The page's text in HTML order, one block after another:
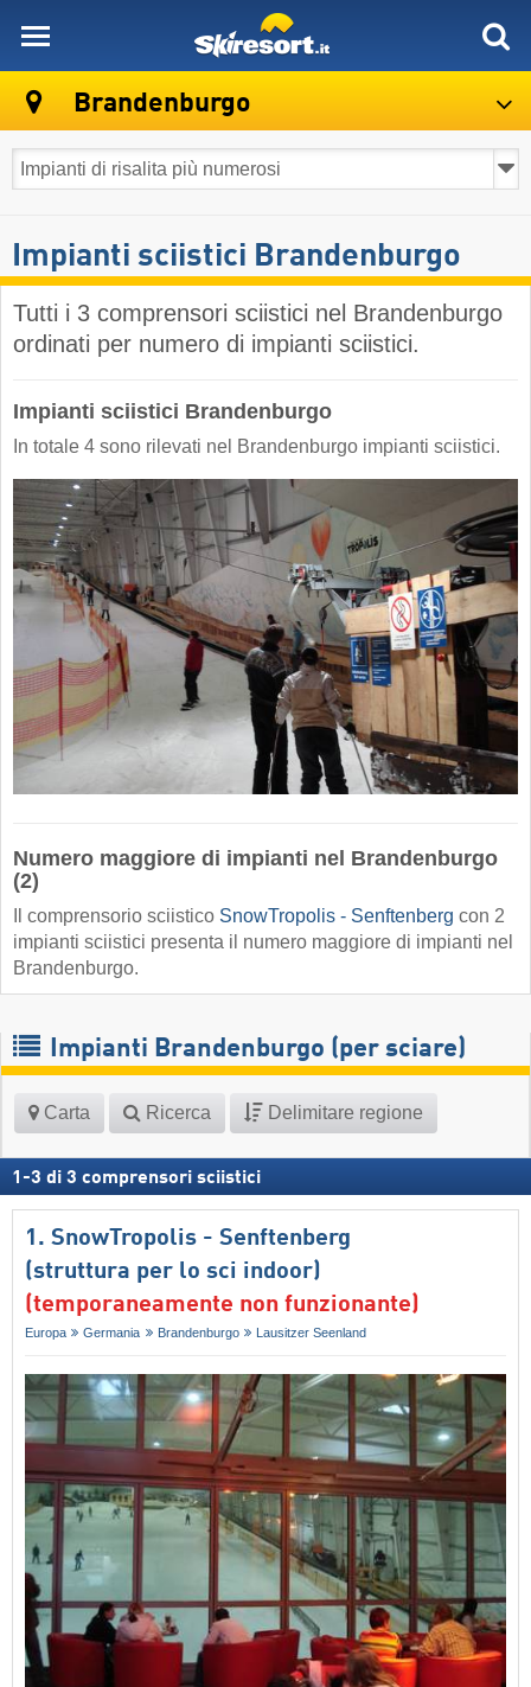
Brandenburgo
Impianti sciistici Brandenburgo
Tutti i 3 comprensori sciistici nel Brandenburgo
ordinati per numero di impianti sciistici.
Impianti sciistici Brandenburgo
In totale 4 sono rilevati nel Brandenburgo impianti sciistici.
Numero maggiore di impianti nel Brandenburgo
(2)
Il comprensorio sciistico SnowTropolis - Senftenberg con 2
impianti sciistici presenta il numero maggiore di impianti nel
Brandenburgo.
Impianti Brandenburgo (per sciare)
Carta Ricerca Delimitare regione
1 -3 di 3 comprensori sciistici
1. SnowTropolis - Senftenberg
(struttura per lo sci indoor)
(temporaneamente non funzionante)
Europa Germania Brandenburgo Lausitzer Seenland